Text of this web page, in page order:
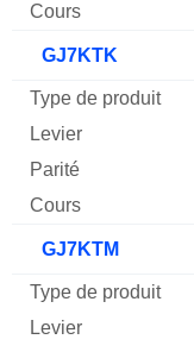
GJ7KTK
GJ7KTM